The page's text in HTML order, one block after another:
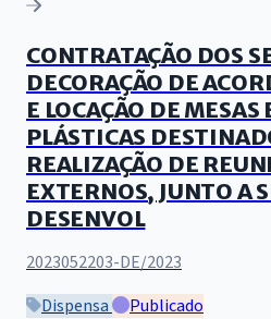
CONTRATAÇÃO DOS
DECORAÇÃO DE
E LOCAÇÃO DE MESAS
PLÁSTICAS
REALIZAÇÃO DE
EXTERNOS, JUNTO A
DESENVOL
2023052203-DE/2023
Dispensa
Publicado